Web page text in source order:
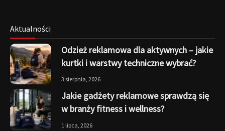
Aktualności
Odzież reklamowa dla aktywnych – jakie
kurtki i warstwy techniczne wybrać?
3 sierpnia, 2026
Jakie gadżety reklamowe sprawdzą się
w branży fitness i wellness?
1 lipca, 2026